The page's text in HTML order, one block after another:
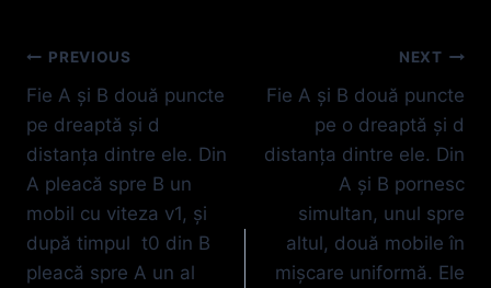
Navigare
în
articole
PREVIOUS
Fie A şi B două puncte
pe dreaptă şi d
distanţa dintre ele. Din
A pleacă spre B un
mobil cu viteza v1, şi
după timpul t0 din B
pleacă spre A un al
NEXT
Fie A şi B două puncte
pe o dreaptă şi d
distanţa dintre ele. Din
A şi B pornesc
simultan, unul spre
altul, două mobile în
mişcare uniformă. Ele